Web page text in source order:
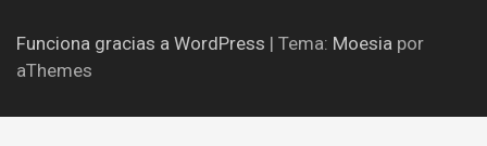
Funciona gracias a WordPress | Tema: Moesia por
aThemes